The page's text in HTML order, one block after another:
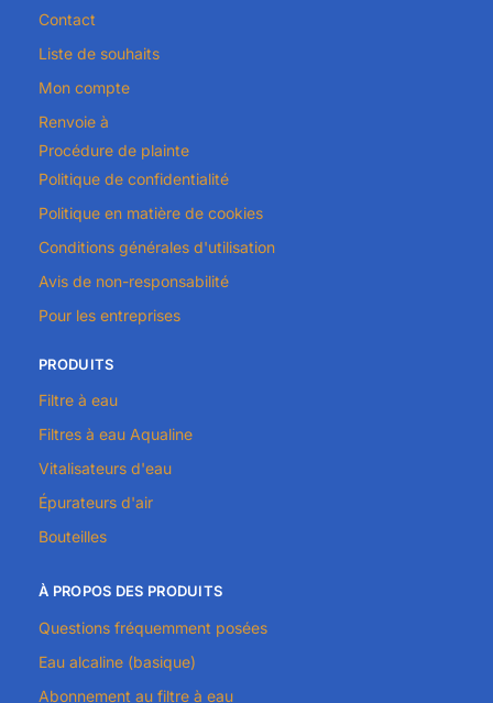
Contact
Liste de souhaits
Mon compte
Renvoie à
Procédure de plainte
Politique de confidentialité
Politique en matière de cookies
Conditions générales d'utilisation
Avis de non-responsabilité
Pour les entreprises
PRODUITS
Filtre à eau
Filtres à eau Aqualine
Vitalisateurs d'eau
Épurateurs d'air
Bouteilles
À PROPOS DES PRODUITS
Questions fréquemment posées
Eau alcaline (basique)
Abonnement au filtre à eau